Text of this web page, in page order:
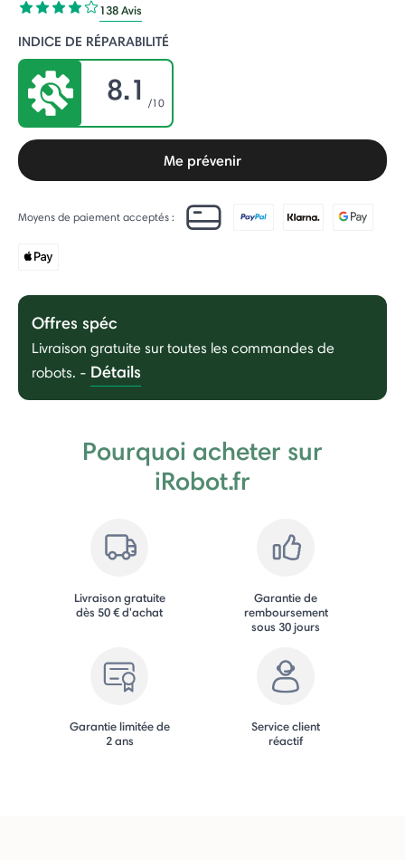
138 Avis
INDICE DE RÉPARABILITÉ
8.1 /10
Me prévenir
Moyens de paiement acceptés :
Offres spéc
Livraison gratuite sur toutes les commandes de
robots. - Détails
Pourquoi acheter sur
iRobot.fr
Livraison gratuite
dès 50 € d'achat
Garantie de
remboursement
sous 30 jours
Garantie limitée de
2 ans
Service client
réactif